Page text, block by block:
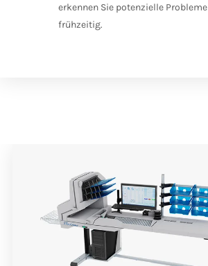
erkennen Sie potenzielle Probleme
frühzeitig.